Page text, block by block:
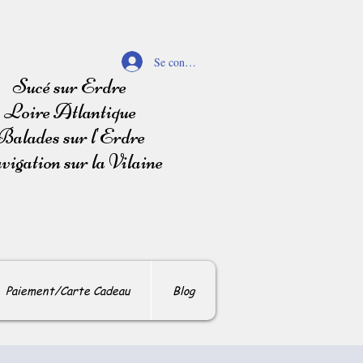
Se connecter
Sucé sur Erdre
Loire Atlantique
sur l'Erdre
sur la Vilaine
Paiement/Carte Cadeau Blog